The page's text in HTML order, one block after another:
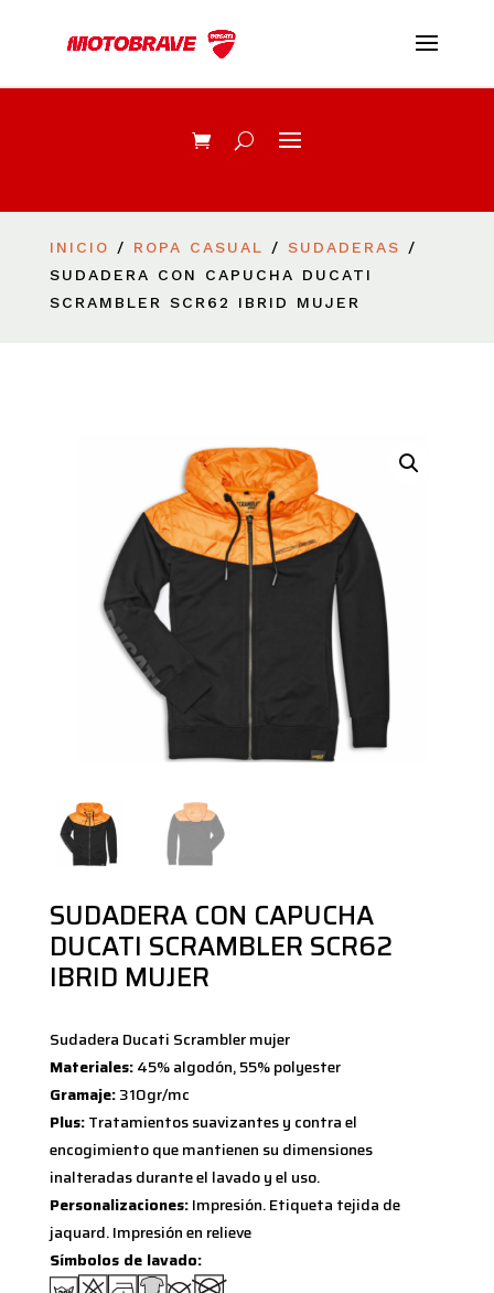
INICIO / ROPA CASUAL / SUDADERAS
/
SUDADERA CON CAPUCHA DUCATI
SCRAMBLER SCR62 IBRID MUJER
SUDADERA CON CAPUCHA
DUCATI SCRAMBLER SCR62
IBRID MUJER
Sudadera Ducati Scrambler mujer
Materiales:45% algodón, 55% polyester
Gramaje:310gr/mc
Plus:Tratamientos suavizantes y contra el
encogimiento que mantienen su dimensiones
inalteradas durante el lavado y el uso.
Personalizaciones:Impresión. Etiqueta tejida de
jaquard. Impresión en relieve
Símbolos de lavado: